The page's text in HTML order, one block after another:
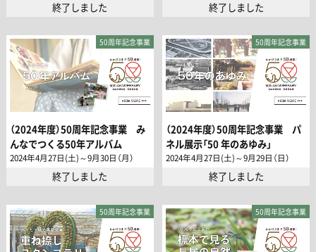
終了しました 終了しました
（2024年度）50周年記念事業 み
んなでつくる50年アルバム
2024年4月27日(土)～9月30日（月）
50周年記念事業
終了しました
（2024年度）50周年記念事業 パ
ネル展示「50 年のあゆみ」
2024年4月27日(土)～9月29日（日）
50周年記念事業
終了しました
50周年記念事業 50周年記念事業